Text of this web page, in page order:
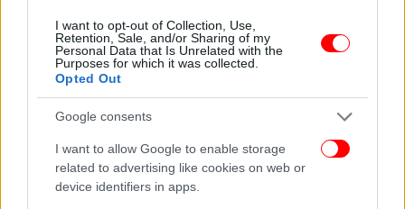
I want to opt-out of Collection, Use,
Retention, Sale, and/or Sharing of my
Personal Data that Is Unrelated with the
Purposes for which it was collected.
Opted Out
Google consents
I want to allow Google to enable storage
related to advertising like cookies on web or
device identifiers in apps.